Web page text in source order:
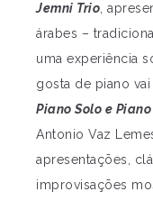
Jemni Trio,
árabes –
uma experiência
gosta de piano vai
Piano Solo e
Antonio Vaz
apresentações,
improvisações